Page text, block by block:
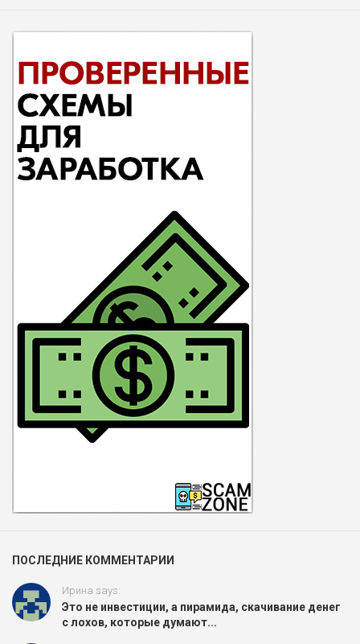
ПОСЛЕДНИЕ КОММЕНТАРИИ
Ирина says:
Это не инвестиции, а пирамида, скачивание денег
с лохов, которые думают...